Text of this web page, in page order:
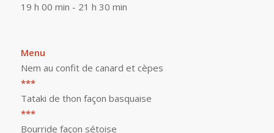
19 h 00 min - 21 h 30 min
Menu
Nem au confit de canard et cèpes
***
Tataki de thon façon basquaise
***
Bourride façon sétoise